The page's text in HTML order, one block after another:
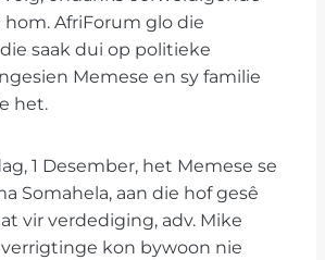
AfriForum glo die
saak dui op politieke
Memese en sy familie
het.
1 Desember, het Memese se
Somahela, aan die hof gesê
vir verdediging, adv. Mike
verrigtinge kon bywoon nie